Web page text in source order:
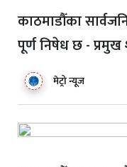
काठमाडौँका
पूर्ण निषेध छ - प्रमुख
मेट्रो न्यूज